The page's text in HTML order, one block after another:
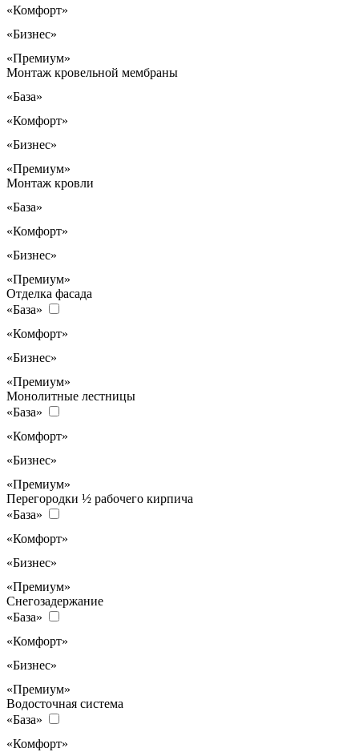
«Комфорт»
«Бизнес»
«Премиум»
Монтаж кровельной мембраны
«База»
«Комфорт»
«Бизнес»
«Премиум»
Монтаж кровли
«База»
«Комфорт»
«Бизнес»
«Премиум»
Отделка фасада
«База»
«Комфорт»
«Бизнес»
«Премиум»
Монолитные лестницы
«База»
«Комфорт»
«Бизнес»
«Премиум»
Перегородки ½ рабочего кирпича
«База»
«Комфорт»
«Бизнес»
«Премиум»
Снегозадержание
«База»
«Комфорт»
«Бизнес»
«Премиум»
Водосточная система
«База»
«Комфорт»